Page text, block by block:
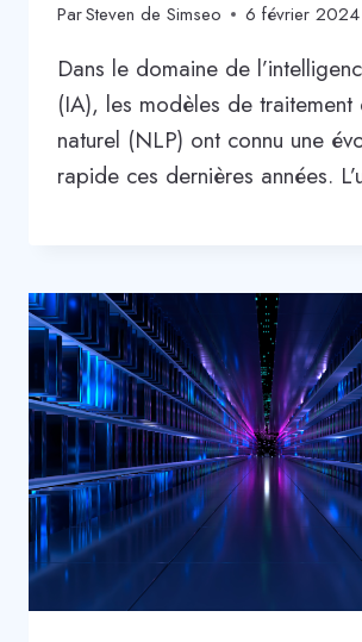
ParSteven de Simseo 6 février 2024
Dans le domaine de
(IA), les modèles de
naturel (NLP) ont connu une
rapide ces dernières années.